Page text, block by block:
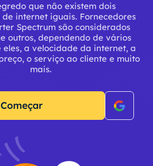
que não existem dois
internet iguais. Fornecedores
Spectrum são considerados
outros, dependendo de vários
eles, a velocidade da internet, a
o serviço ao cliente e muito
mais.
Começar